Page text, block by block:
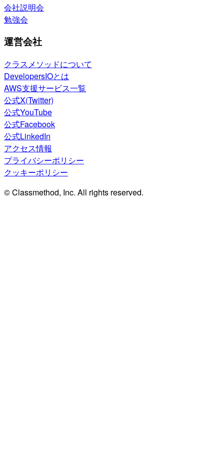
会社説明会
勉強会
運営会社
クラスメソッドについて
DevelopersIOとは
AWS支援サービス一覧
公式X(Twitter)
公式YouTube
公式Facebook
公式LinkedIn
アクセス情報
プライバシーポリシー
クッキーポリシー
© Classmethod, Inc. All rights reserved.